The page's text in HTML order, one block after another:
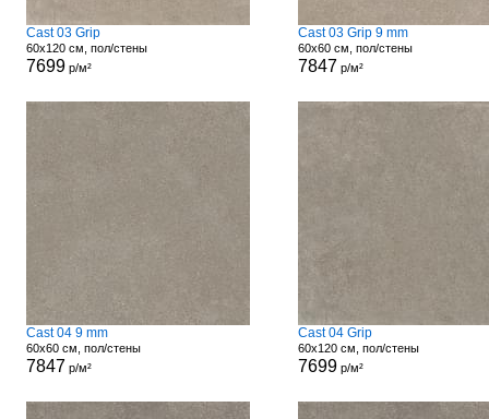
Cast 03 Grip
60x120 см, пол/стены
7699р/м²
Cast 03 Grip 9 mm
60x60 см, пол/стены
7847 р/м²
Cast 04 9 mm
60x60 см, пол/стены
7847 р/м²
Cast 04 Grip
60x120 см, пол/стены
7699р/м²